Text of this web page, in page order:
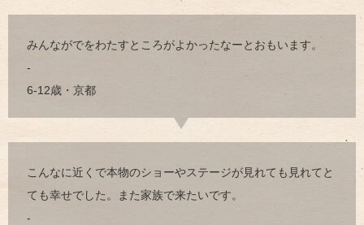
みんながでをわたすところがよかったなーとおもいます。
-
6-12歳・京都
こんなに近くで本物のショーやステージが見れても見れてと
ても幸せでした。また家族で来たいです。
-